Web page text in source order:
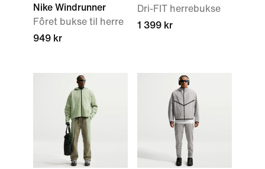
Nike Windrunner
Fôret bukse til herre
949 kr
Dri-FIT herrebukse
1 399 kr